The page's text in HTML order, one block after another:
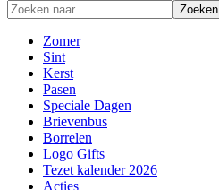
Zoeken
Zomer
Sint
Kerst
Pasen
Speciale Dagen
Brievenbus
Borrelen
Logo Gifts
Tezet kalender 2026
Acties